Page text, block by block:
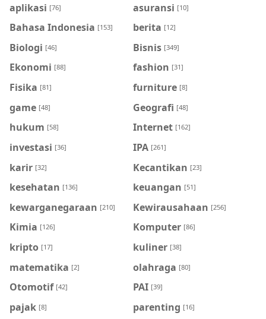
aplikasi [76] asuransi [10]
Bahasa Indonesia [153] berita [12]
Biologi [46] Bisnis [349]
Ekonomi [88] fashion [31]
Fisika [81] furniture [8]
game [48] Geografi [48]
hukum [58] Internet [162]
investasi [36] IPA [261]
karir [32] Kecantikan [23]
kesehatan [136] keuangan [51]
kewarganegaraan [210] Kewirausahaan [256]
Kimia [126] Komputer [86]
kripto [17] kuliner [38]
matematika [2] olahraga [80]
Otomotif [42] PAI [39]
pajak [8] parenting [16]